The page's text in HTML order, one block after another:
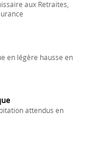
aux Retraites,
en légère hausse en
attendus en